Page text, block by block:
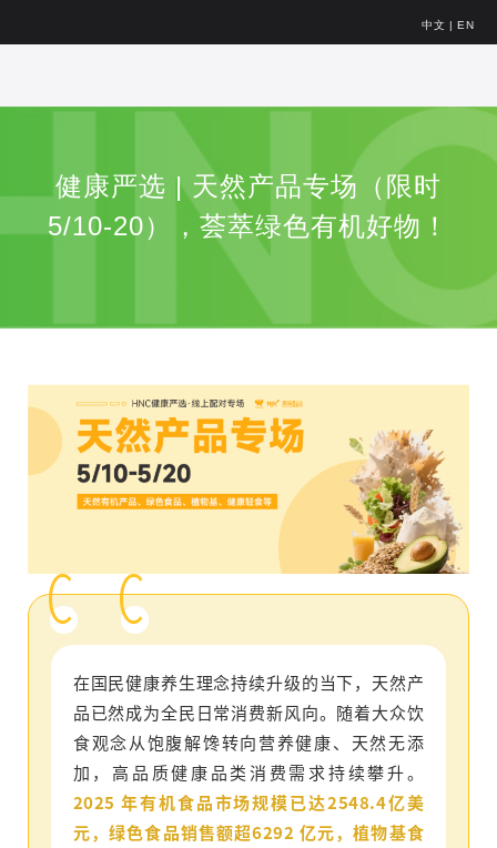
中文 | EN
健康严选 | 天然产品专场（限时
5/10-20），荟萃绿色有机好物！
在国民健康养生理念持续升级的当下，天然产
品已然成为全民日常消费新风向。随着大众饮
食观念从饱腹解馋转向营养健康、天然无添
加，高品质健康品类消费需求持续攀升。
2025 年有机食品市场规模已达2548.4亿美
元，绿色食品销售额超6292 亿元，植物基食